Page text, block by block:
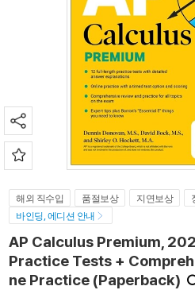
해외 직수입 품절보상 지연보상
바인딩, 에디션 안내
AP Calculus Premium,
Practice Tests +
ne Practice (Paperback)